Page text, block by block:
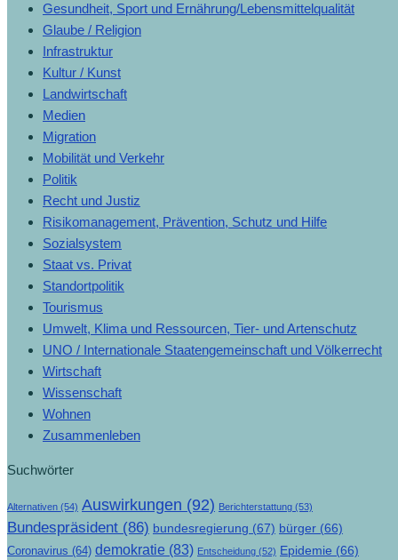
Gesundheit, Sport und Ernährung/Lebensmittelqualität
Glaube / Religion
Infrastruktur
Kultur / Kunst
Landwirtschaft
Medien
Migration
Mobilität und Verkehr
Politik
Recht und Justiz
Risikomanagement, Prävention, Schutz und Hilfe
Sozialsystem
Staat vs. Privat
Standortpolitik
Tourismus
Umwelt, Klima und Ressourcen, Tier- und Artenschutz
UNO / Internationale Staatengemeinschaft und Völkerrecht
Wirtschaft
Wissenschaft
Wohnen
Zusammenleben
Suchwörter
Alternativen (54) Auswirkungen (92) Berichterstattung (53)
Bundespräsident (86) bundesregierung (67) bürger (66)
Coronavirus (64) demokratie (83) Entscheidung (52) Epidemie (66)